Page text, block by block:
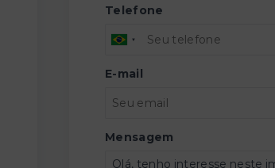
Telefone
E-mail
Mensagem